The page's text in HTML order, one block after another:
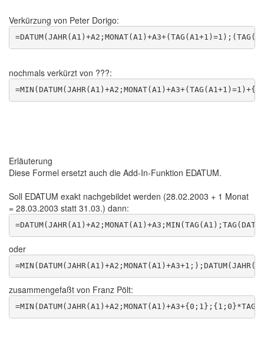
Verkürzung von Peter Dorigo:
nochmals verkürzt von ???:
Erläuterung
Diese Formel ersetzt auch die Add-In-Funktion EDATUM.
Soll EDATUM exakt nachgebildet werden (28.02.2003 + 1 Monat
= 28.03.2003 statt 31.03.) dann:
oder
zusammengefaßt von Franz Pölt: